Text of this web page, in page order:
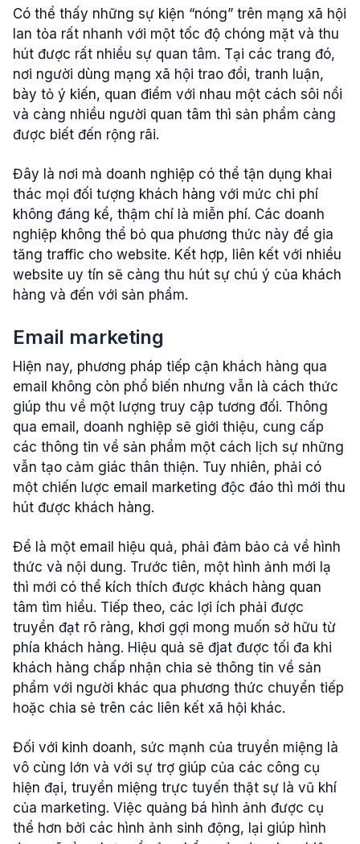
Có thể thấy những sự kiện “nóng” trên mạng xã hội
lan tỏa rất nhanh với một tốc độ chóng mặt và thu
hút được rất nhiều sự quan tâm. Tại các trang đó,
nơi người dùng mạng xã hội trao đổi, tranh luận,
bày tỏ ý kiến, quan điểm với nhau một cách sôi nổi
và càng nhiều người quan tâm thì sản phẩm càng
được biết đến rộng rãi.
Đây là nơi mà doanh nghiệp có thể tận dụng khai
thác mọi đối tượng khách hàng với mức chi phí
không đáng kể, thậm chí là miễn phí. Các doanh
nghiệp không thể bỏ qua phương thức này để gia
tăng traffic cho website. Kết hợp, liên kết với nhiều
website uy tín sẽ càng thu hút sự chú ý của khách
hàng và đến với sản phẩm.
Email marketing
Hiện nay, phương pháp tiếp cận khách hàng qua
email không còn phổ biến nhưng vẫn là cách thức
giúp thu về một lượng truy cập tương đối. Thông
qua email, doanh nghiệp sẽ giới thiệu, cung cấp
các thông tin về sản phẩm một cách lịch sự những
vẫn tạo cảm giác thân thiện. Tuy nhiên, phải có
một chiến lược email marketing độc đáo thì mới thu
hút được khách hàng.
Để là một email hiệu quả, phải đảm bảo cả về hình
thức và nội dung. Trước tiên, một hình ảnh mới lạ
thì mới có thể kích thích được khách hàng quan
tâm tìm hiểu. Tiếp theo, các lợi ích phải được
truyền đạt rõ ràng, khơi gợi mong muốn sở hữu từ
phía khách hàng. Hiệu quả sẽ đjat được tối đa khi
khách hàng chấp nhận chia sẻ thông tin về sản
phẩm với người khác qua phương thức chuyển tiếp
hoặc chia sẻ trên các liên kết xã hội khác.
Đối với kinh doanh, sức mạnh của truyền miệng là
vô cùng lớn và với sự trợ giúp của các công cụ
hiện đại, truyền miệng trực tuyến thật sự là vũ khí
của marketing. Việc quảng bá hình ảnh được cụ
thể hơn bởi các hình ảnh sinh động, lại giúp hình